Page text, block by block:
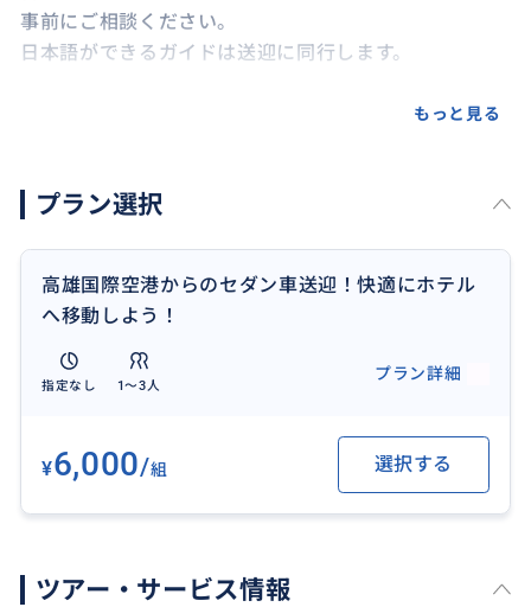
事前にご相談ください。
日本語ができるガイドは送迎に同行します。
もっと見る
プラン選択
高雄国際空港からのセダン車送迎！快適にホテル
へ移動しよう！
指定なし 1〜3人
プラン詳細
¥6,000/組 選択する
ツアー・サービス情報